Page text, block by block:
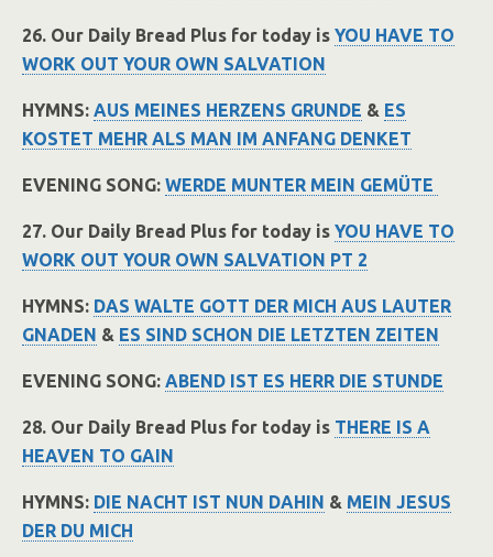
26. Our Daily Bread Plus for today is YOU HAVE TO
WORK OUT YOUR OWN SALVATION
HYMNS: AUS MEINES HERZENS GRUNDE & ES
KOSTET MEHR ALS MAN IM ANFANG DENKET
EVENING SONG: WERDE MUNTER MEIN GEMÜTE
27. Our Daily Bread Plus for today is YOU HAVE TO
WORK OUT YOUR OWN SALVATION PT 2
HYMNS: DAS WALTE GOTT DER MICH AUS LAUTER
GNADEN & ES SIND SCHON DIE LETZTEN ZEITEN
EVENING SONG: ABEND IST ES HERR DIE STUNDE
28. Our Daily Bread Plus for today is THERE IS A
HEAVEN TO GAIN
HYMNS: DIE NACHT IST NUN DAHIN & MEIN JESUS
DER DU MICH